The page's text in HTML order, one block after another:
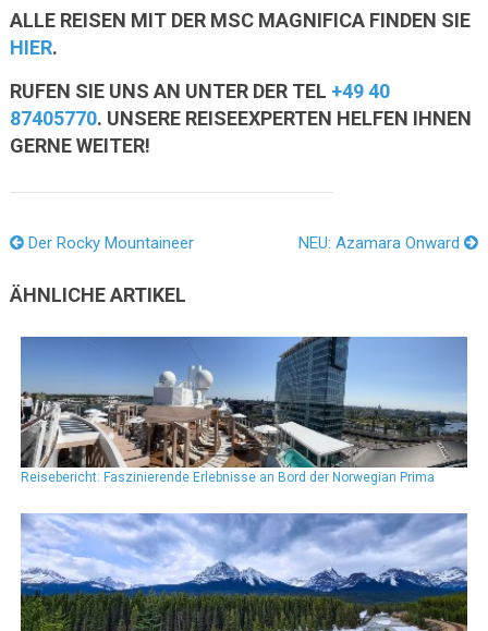
ALLE REISEN MIT DER MSC MAGNIFICA FINDEN SIE
HIER.
RUFEN SIE UNS AN UNTER DER TEL +49 40
87405770. UNSERE REISEEXPERTEN HELFEN IHNEN
GERNE WEITER!
Der Rocky Mountaineer NEU: Azamara Onward
ÄHNLICHE ARTIKEL
Reisebericht: Faszinierende Erlebnisse an Bord der Norwegian Prima